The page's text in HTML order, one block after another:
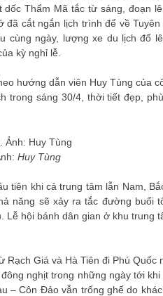
Thẩm Mã tắc từ sáng, đoạn
cắt ngắn lịch trình để về
cùng ngày, lượng xe du lịch đổ
kỳ nghỉ lễ.
hướng dẫn viên Huy Tùng của
trong sáng 30/4, thời tiết đẹp,
Huy Tùng
tiên khi cả trung tâm lẫn Nam,
năng sẽ xảy ra tắc đường buổi
hội bánh dân gian ở khu trung
Giá và Hà Tiên đi Phú Quốc
nghịt trong những ngày tới
– Côn Đảo vẫn trống ghế do